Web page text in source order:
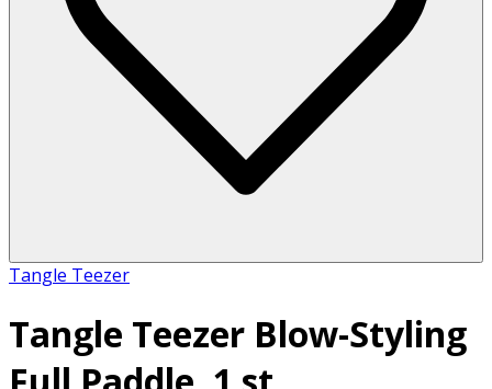
Tangle Teezer
Tangle Teezer Blow-Styling